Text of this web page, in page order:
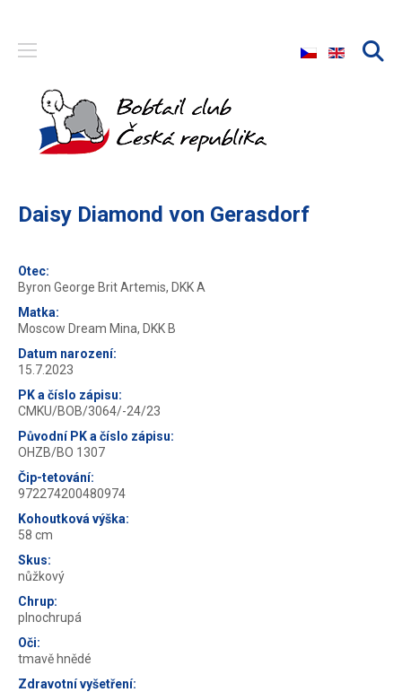
Zvolte jazyk
Daisy Diamond von Gerasdorf
Otec:
Byron George Brit Artemis, DKK A
Matka:
Moscow Dream Mina, DKK B
Datum narození:
15.7.2023
PK a číslo zápisu:
CMKU/BOB/3064/-24/23
Původní PK a číslo zápisu:
OHZB/BO 1307
Čip-tetování:
972274200480974
Kohoutková výška:
58 cm
Skus:
nůžkový
Chrup:
plnochrupá
Oči:
tmavě hnědé
Zdravotní vyšetření: